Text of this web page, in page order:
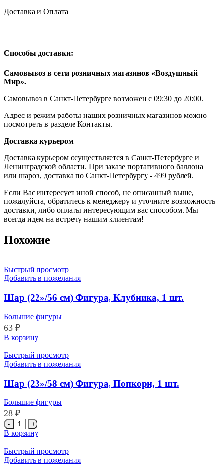
Доставка и Оплата
Способы доставки:
Самовывоз в сети розничных магазинов «Воздушный
Мир».
Самовывоз в Санкт-Петербурге возможен с 09:30 до 20:00.
Адрес и режим работы наших розничных магазинов можно
посмотреть в разделе Контакты.
Доставка курьером
Доставка курьером осуществляется в Санкт-Петербурге и
Ленинградской области. При заказе портативного баллона
или шаров, доставка по Санкт-Петербургу - 499 рублей.
Если Вас интересует иной способ, не описанный выше,
пожалуйста, обратитесь к менеджеру и уточните возможность
доставки, либо оплаты интересующим вас способом. Мы
всегда идем на встречу нашим клиентам!
Похожие
Быстрый просмотр
Добавить в пожелания
Шар (22»/56 см) Фигура, Клубника, 1 шт.
Большие фигуры
63 ₽
Количество
Шар
(22''/56
Фигура,
Клубника,
1
шт.
В корзину
Быстрый просмотр
Добавить в пожелания
Шар (23»/58 см) Фигура, Попкорн, 1 шт.
Большие фигуры
28 ₽
Количество
товара
Шар
(23''/58
см)
В корзину
Быстрый просмотр
Добавить в пожелания